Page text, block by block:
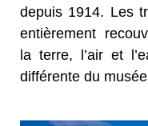
depuis 1914. Les
entièrement
la terre, l’air et
différente du